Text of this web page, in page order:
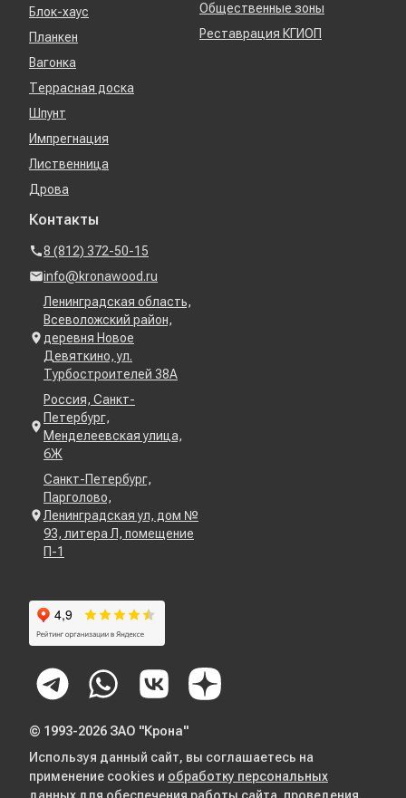
Блок-хаус
Планкен
Вагонка
Террасная доска
Шпунт
Импрегнация
Лиственница
Дрова
Общественные зоны
Реставрация КГИОП
Контакты
8 (812) 372-50-15
info@kronawood.ru
Ленинградская область,
Всеволожский район,
деревня Новое
Девяткино, ул.
Турбостроителей 38А
Россия, Санкт-
Петербург,
Менделеевская улица,
6Ж
Санкт-Петербург,
Парголово,
Ленинградская ул, дом №
93, литера Л, помещение
П-1
© 1993-2026 ЗАО "Крона"
Используя данный сайт, вы соглашаетесь на
применение cookies и обработку персональных